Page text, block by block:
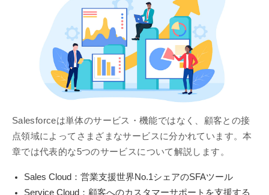
Salesforceは単体のサービス・機能ではなく、顧客との接
点領域によってさまざまなサービスに分かれています。本
章では代表的な5つのサービスについて解説します。
Sales Cloud：営業支援世界No.1シェアのSFAツール
Service Cloud：顧客へのカスタマーサポートを支援する